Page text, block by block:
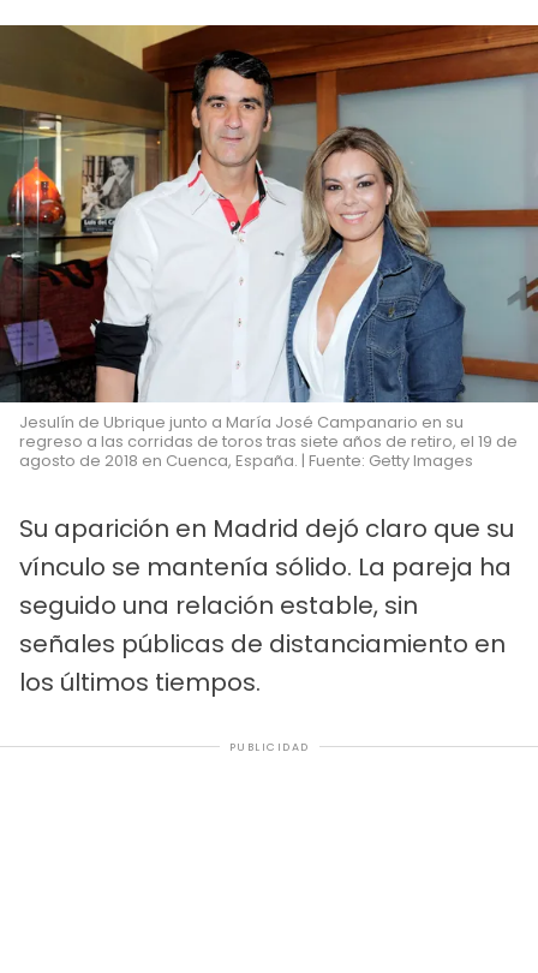
Jesulín de Ubrique junto a María José Campanario en su
regreso a las corridas de toros tras siete años de retiro, el 19 de
agosto de 2018 en Cuenca, España. | Fuente: Getty Images
Su aparición en Madrid dejó claro que su
vínculo se mantenía sólido. La pareja ha
seguido una relación estable, sin
señales públicas de distanciamiento en
los últimos tiempos.
PUBLICIDAD